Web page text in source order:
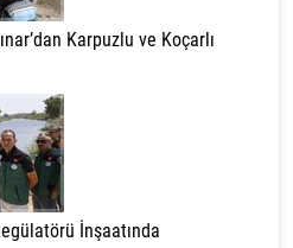
Karpuzlu ve Koçarlı
İnşaatında